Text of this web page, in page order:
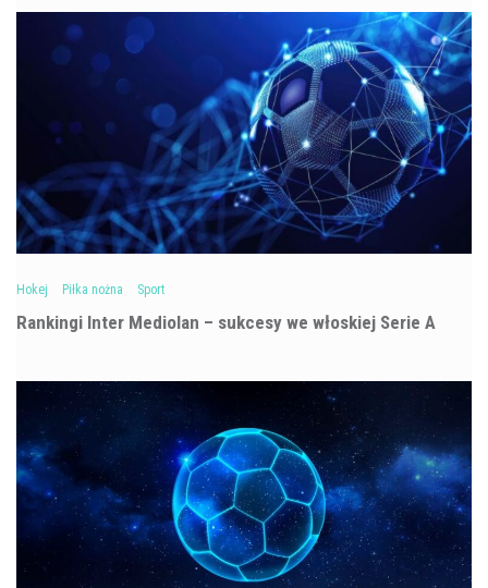
Hokej Piłka nożna Sport
Rankingi Inter Mediolan – sukcesy we włoskiej Serie A